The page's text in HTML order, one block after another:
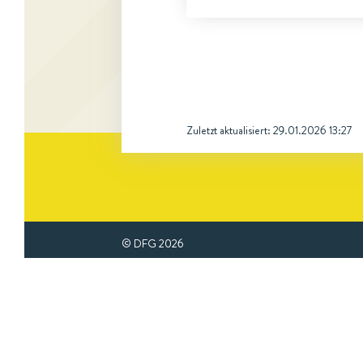
Zuletzt aktualisiert: 29.01.2026 13:27
© DFG 2026